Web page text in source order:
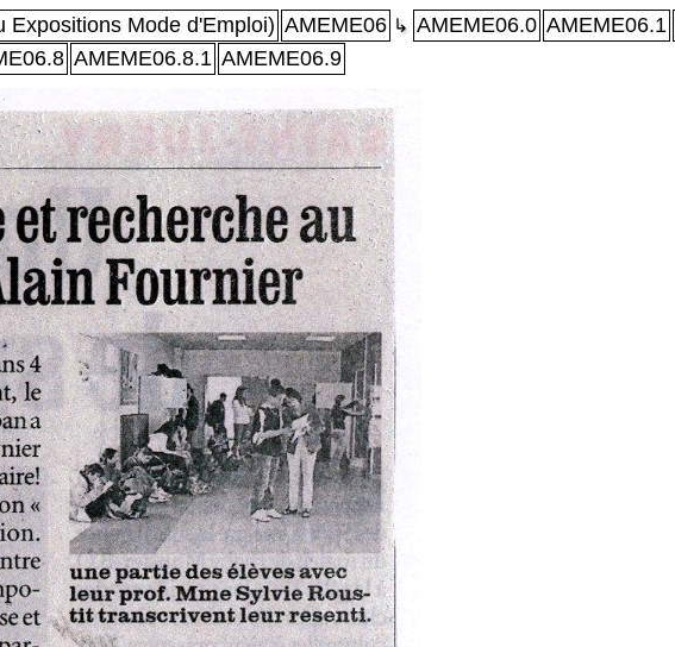
Expositions Mode d'Emploi) AMEME06 ↳ AMEME06.0 AMEME06.1
AMEME06.8.1 AMEME06.9